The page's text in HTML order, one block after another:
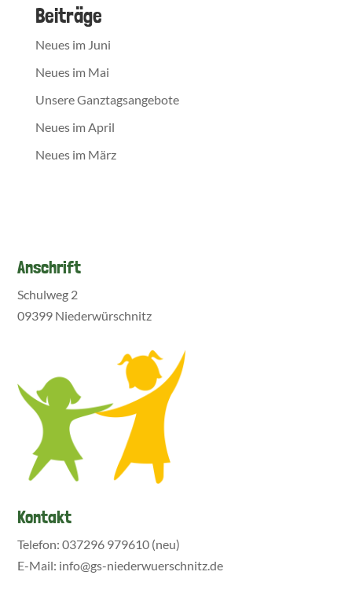
Beiträge
Neues im Juni
Neues im Mai
Unsere Ganztagsangebote
Neues im April
Neues im März
Anschrift
Schulweg 2
09399 Niederwürschnitz
Kontakt
Telefon: 037296 979610 (neu)
E-Mail: info@gs-niederwuerschnitz.de